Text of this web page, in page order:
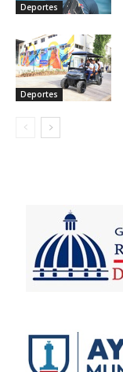
Deportes
Deportes